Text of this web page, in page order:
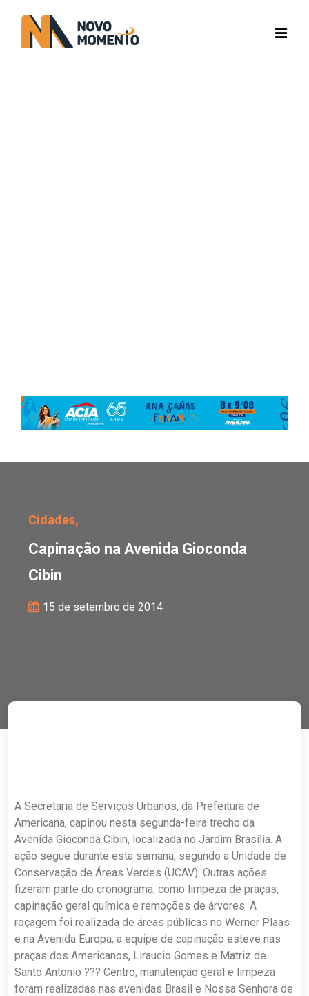
Cidades,
Capinação na Avenida Gioconda
Cibin
15 de setembro de 2014
A Secretaria de Serviços Urbanos, da Prefeitura de
Americana, capinou nesta segunda-feira trecho da
Avenida Gioconda Cibin, localizada no Jardim Brasília. A
ação segue durante esta semana, segundo a Unidade de
Conservação de Áreas Verdes (UCAV). Outras ações
fizeram parte do cronograma, como limpeza de praças,
capinação geral química e remoções de árvores. A
roçagem foi realizada de áreas públicas no Werner Plaas
e na Avenida Europa; a equipe de capinação esteve nas
praças dos Americanos, Liraucio Gomes e Matriz de
Santo Antonio ??? Centro; manutenção geral e limpeza
foram realizadas nas avenidas Brasil e Nossa Senhora de